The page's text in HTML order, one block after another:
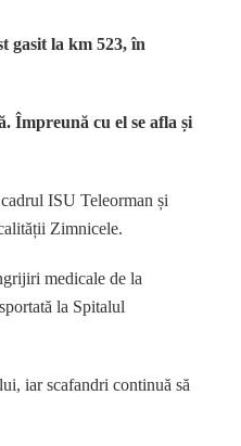
gasit la km 523, în
Împreună cu el se afla și
ISU Teleorman și
Zimnicele.
medicale de la
la Spitalul
iar scafandri continuă să